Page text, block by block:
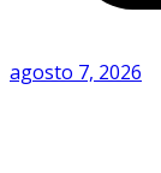
agosto 7, 2026